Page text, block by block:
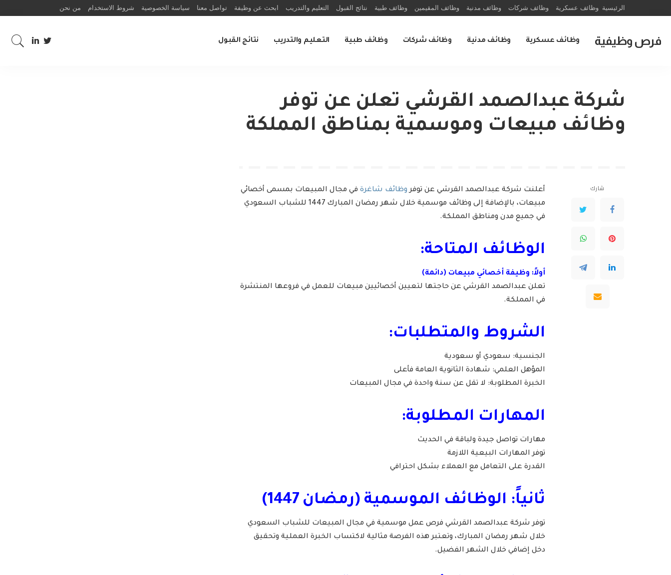
الرئيسية وظائف عسكرية وظائف شركات وظائف مدنية وظائف المقيمين وظائف طبية نتائج القبول التعليم والتدريب ابحث عن وظيفة تواصل معنا سياسة الخصوصية شروط الاستخدام من نحن
فرص وظيفية وظائف عسكرية وظائف مدنية وظائف شركات وظائف طبية التعليم والتدريب نتائج القبول
شركة عبدالصمد القرشي تعلن عن توفر
وظائف مبيعات وموسمية بمناطق المملكة
شارك أعلنت شركة عبدالصمد القرشي عن توفروظائف شاغرة في مجال المبيعات بمسمى أخصائي
مبيعات، بالإضافة إلى وظائف موسمية خلال شهر رمضان المبارك 1447 للشباب السعودي
في جميع مدن ومناطق المملكة.
الوظائف المتاحة:
أولاً: وظيفة أخصائي مبيعات (دائمة)
تعلن عبدالصمد القرشي عن حاجتها لتعيين أخصائيين مبيعات للعمل في فروعها المنتشرة
في المملكة.
الشروط والمتطلبات:
الجنسية: سعودي أو سعودية
المؤهل العلمي: شهادة الثانوية العامة فأعلى
الخبرة المطلوبة: لا تقل عن سنة واحدة في مجال المبيعات
المهارات المطلوبة:
مهارات تواصل جيدة ولباقة في الحديث
توفر المهارات البيعية اللازمة
القدرة على التعامل مع العملاء بشكل احترافي
ثانياً: الوظائف الموسمية (رمضان 1447)
توفر شركة عبدالصمد القرشي فرص عمل موسمية في مجال المبيعات للشباب السعودي
خلال شهر رمضان المبارك، وتعتبر هذه الفرصة مثالية لاكتساب الخبرة العملية وتحقيق
دخل إضافي خلال الشهر الفضيل.